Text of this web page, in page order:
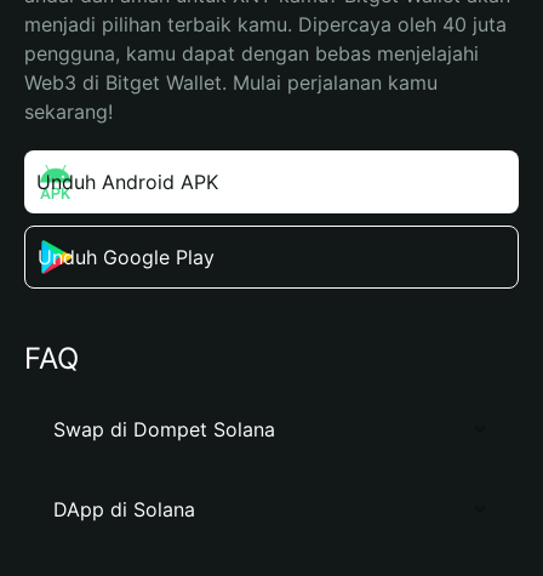
menjadi pilihan terbaik kamu. Dipercaya oleh 40 juta
pengguna, kamu dapat dengan bebas menjelajahi
Web3 di Bitget Wallet. Mulai perjalanan kamu
sekarang!
Unduh Android APK
Unduh Google Play
FAQ
Swap di Dompet Solana
DApp di Solana